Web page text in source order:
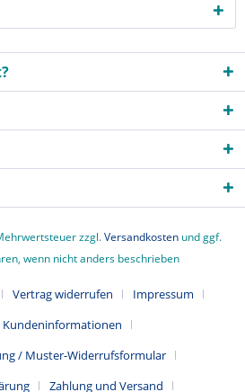
zzgl.Versandkosten und ggf.
wenn nicht anders beschrieben
Vertrag widerrufen
Impressum
Kundeninformationen
/ Muster-Widerrufsformular
Zahlung und Versand